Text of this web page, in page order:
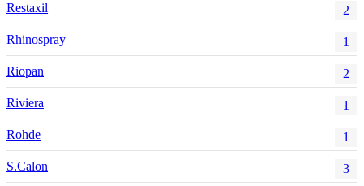
Restaxil 2
Rhinospray 1
Riopan 2
Riviera 1
Rohde 1
S.Calon 3